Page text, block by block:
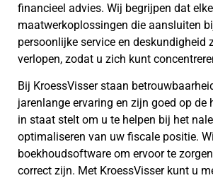
financieel advies. Wij begrijpen dat
maatwerkoplossingen die aansluiten
persoonlijke service en deskundigheid
verlopen, zodat u zich kunt
Bij KroessVisser staan
jarenlange ervaring en zijn goed op
in staat stelt om u te helpen bij het
optimaliseren van uw fiscale positie.
boekhoudsoftware om ervoor te
correct zijn. Met KroessVisser kunt u